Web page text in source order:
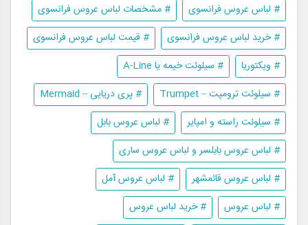
# لباس عروس فرانسوی
# مشخصات لباس عروس فرانسوی
# خرید لباس عروس فرانسوی
# قیمت لباس عروس فرانسوی
# ویکتوریا
# سیلوئت خیمه یا A-Line
# سیلوئت ترومپت – Trumpet
# پری دریایی – Mermaid
# سیلوئت راسته و امپایر
# لباس عروس بابل
# لباس عروس بابلسر و لباس عروس ساری
# لباس عروس قائمشهر
# لباس عروس آمل
# لباس عروس
# خرید لباس عروس